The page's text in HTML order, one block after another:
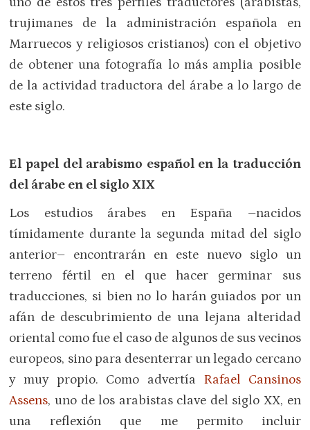
trujimanes de la administración española en
Marruecos y religiosos cristianos) con el objetivo
de obtener una fotografía lo más amplia posible
de la actividad traductora del árabe a lo largo de
este siglo.
El papel del arabismo español en la traducción
del árabe en el siglo XIX
Los estudios árabes en España –nacidos
tímidamente durante la segunda mitad del siglo
anterior– encontrarán en este nuevo siglo un
terreno fértil en el que hacer germinar sus
traducciones, si bien no lo harán guiados por un
afán de descubrimiento de una lejana alteridad
oriental como fue el caso de algunos de sus vecinos
europeos, sino para desenterrar un legado cercano
y muy propio. Como advertía Rafael Cansinos
Assens, uno de los arabistas clave del siglo XX, en
una reflexión que me permito incluir